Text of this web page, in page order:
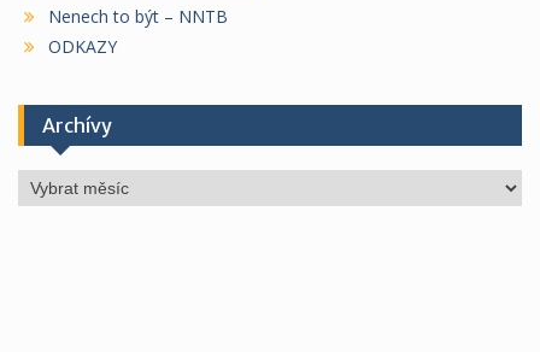
Nenech to být – NNTB
ODKAZY
Archívy
Archívy